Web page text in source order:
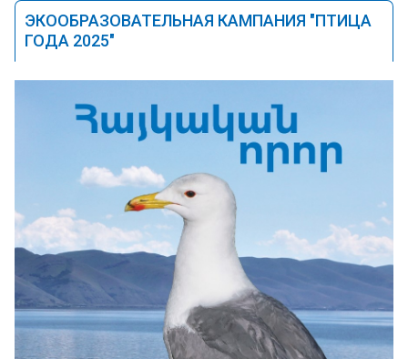
ЭКООБРАЗОВАТЕЛЬНАЯ КАМПАНИЯ "ПТИЦА
ГОДА 2025"